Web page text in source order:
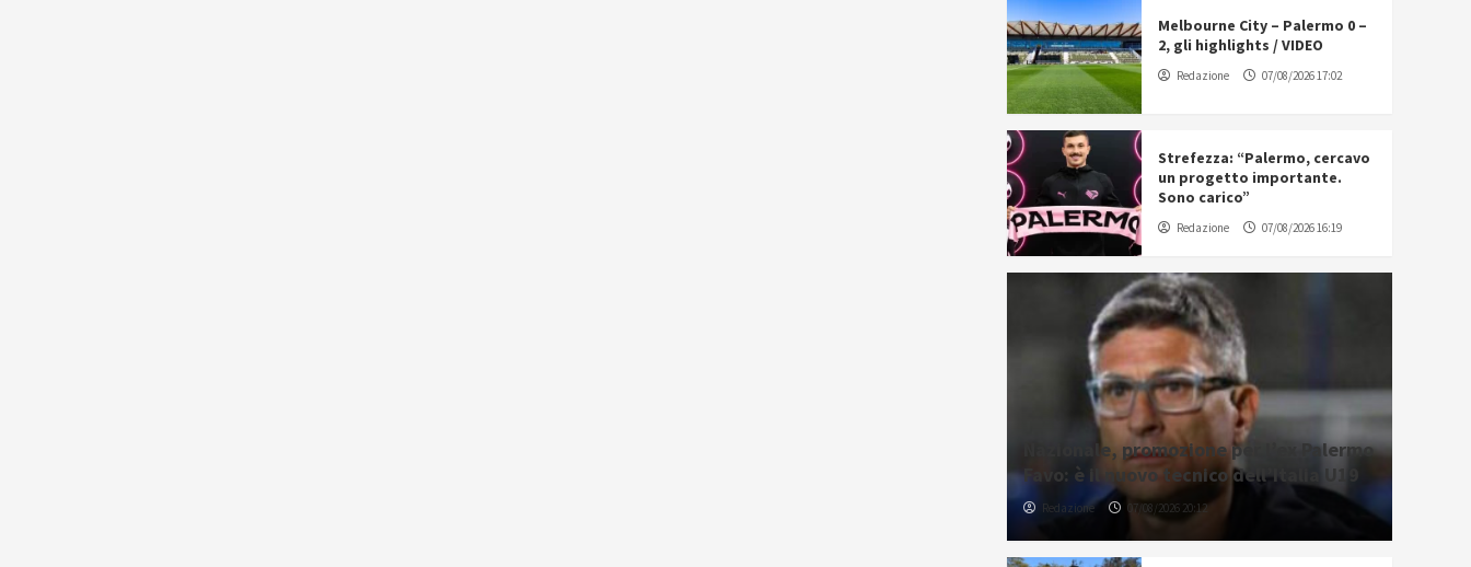
Melbourne City – Palermo 0 –
2, gli highlights / VIDEO
Redazione 07/08/2026 17:02
Strefezza: “Palermo, cercavo
un progetto importante.
Sono carico”
Redazione 07/08/2026 16:19
Nazionale, promozione per l’ex Palermo
Favo: è il nuovo tecnico dell’Italia U19
Redazione 07/08/2026 20:12